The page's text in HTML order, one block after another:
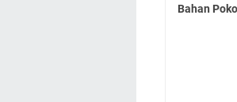
Bahan